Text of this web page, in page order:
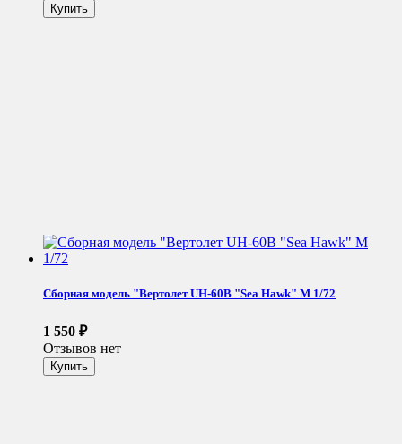
Сборная модель "Вертолет UH-60B "Sea Hawk" М 1/72
1 550 ₽
Отзывов нет